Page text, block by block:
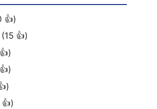
👍)
(15 👍)
👍)